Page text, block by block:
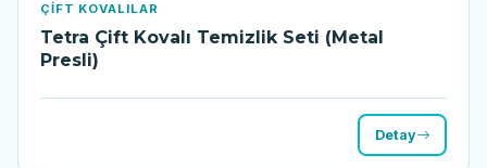
ÇIFT KOVALILAR
Tetra Çift Kovalı Temizlik Seti (Metal
Presli)
Detay